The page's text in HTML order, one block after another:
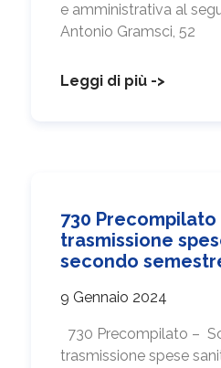
e amministrativa al
Antonio Gramsci, 52
Leggi di più ->
730 Precompilato
trasmissione
secondo
9 Gennaio 2024
730 Precompilato –
trasmissione spese